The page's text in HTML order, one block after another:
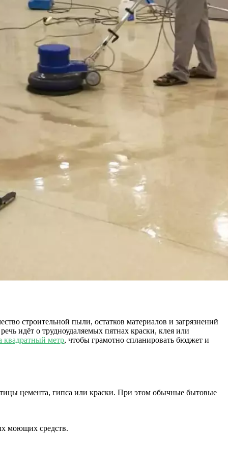
строительной пыли, остатков материалов и загрязнений
идёт о трудноудаляемых пятнах краски, клея или
квадратный метр, чтобы грамотно спланировать бюджет и
цемента, гипса или краски. При этом обычные бытовые
моющих средств.